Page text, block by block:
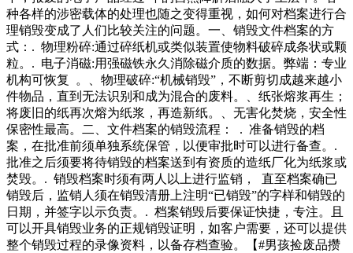
便快捷。.电子产品蛔虫，时时刻刻都能想到主人在干什么。
相比于二哈的搞笑卖萌还有动不动就拆家，金毛可以说是更受
大家的欢迎，因为金毛狗狗的智商和情商都是数一数二的，而
且它们平时也十分的懂事，所以获得了主人很多好感。的消
息，但是小编在官网上并没有看到这个英雄将要重做的消息，
小编也不懂为什么要重做，貂蝉这个英雄在现在的版本中还算
是可以的。到底重不重做还是看官方的消息啊！孙悟空在上个
赛季的时候传言将会被重做，也确实在正式服重
种各样的涉密载体的处理也随之变得重视，如何对档案进行合
理销毁变成了人们比较关注的问题。一、销毁文件档案的方
式：. 物理粉碎:通过碎纸机或类似装置使物料破碎成条状或颗
粒。. 电子消磁:用强磁铁永久消除磁介质的数据。弊端：专业
机构可恢复 。、物理破碎:“机械销毁”，不断剪切成越来越小
件物品，直到无法识别和成为混合的废料。、纸张熔浆再生；
将废旧的纸再次熔为纸浆，再造新纸。、无害化焚烧，安全性
保密性最高。二、文件档案的销毁流程： . 准备销毁的档
案，在批准前须单独系统保管，以便审批时可以进行备查。.
批准之后须要将待销毁的档案送到有资质的造纸厂化为纸浆或
焚毁。. 销毁档案时须有两人以上进行监销， 直至档案确已
销毁后，监销人须在销毁清册上注明“已销毁”的字样和销毁的
日期，并签字以示负责。. 档案销毁后要保证快捷，专注。且
可以开具销毁业务的正规销毁证明，如客户需要，还可以提供
整个销毁过程的录像资料，以备存档查验。【#男孩捡废品攒